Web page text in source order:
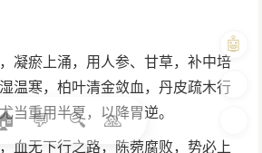
凝瘀上涌，用人参、甘草，补中培
温寒，柏叶清金敛血，丹皮疏木行
当重用半夏，以降胃逆。
血无下行之路，陈菀腐败，势必上
💬 🔍 🙏
🤖
🎨